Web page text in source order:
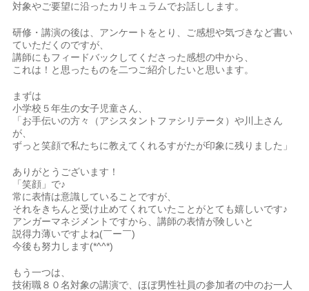
対象やご要望に沿ったカリキュラムでお話しします。
研修・講演の後は、アンケートをとり、ご感想や気づきなど書い
ていただくのですが、
講師にもフィードバックしてくださった感想の中から、
これは！と思ったものを二つご紹介したいと思います。
まずは
小学校５年生の女子児童さん、
「お手伝いの方々（アシスタントファシリテータ）や川上さん
が、
ずっと笑顔で私たちに教えてくれるすがたが印象に残りました」
ありがとうございます！
「笑顔」で♪
常に表情は意識していることですが、
それをきちんと受け止めてくれていたことがとても嬉しいです♪
アンガーマネジメントですから、講師の表情が険しいと
説得力薄いですよね(￣ー￣)
今後も努力します(*^^*)
もう一つは、
技術職８０名対象の講演で、ほぼ男性社員の参加者の中のお一人